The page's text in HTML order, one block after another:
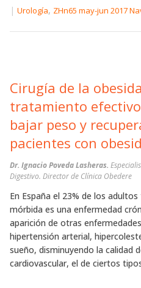
| Urología, ZHn65 may-jun 2017
Cirugía de la
tratamiento
bajar peso y
pacientes con
Dr. Ignacio Poveda Lasheras.
Digestivo. Director de Clínica Obedere
En España el 23% de los
mórbida es una enfermedad
aparición de otras
hipertensión arterial,
sueño, disminuyendo la calidad
cardiovascular, el de ciertos